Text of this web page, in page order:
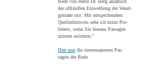
Rede von Herrn Dr. Berg anläßlich
der offiziellen Einweihung der Wand-
gemäde mit. Mit entspechendem
Quellenhinweis sehe ich keine Pro-
bleme, wenn Sie hieraus Passagen
zitieren möchten."
Hier nun die interessanteren Pas-
sagen der Rede.